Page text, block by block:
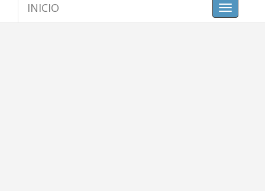
Toggle
navigation
INICIO